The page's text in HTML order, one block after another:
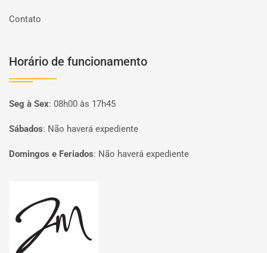
Contato
Horário de funcionamento
Seg à Sex: 08h00 às 17h45
Sábados: Não haverá expediente
Domingos e Feriados: Não haverá expediente